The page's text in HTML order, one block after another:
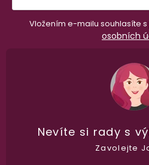
Vložením e-mailu souhlasíte s
osobních
Nevíte si rady s
Zavolejte